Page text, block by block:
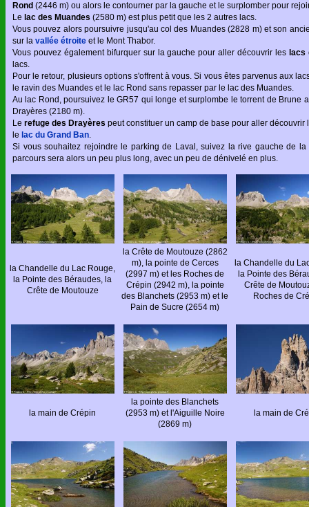
Rond (2446 m) ou alors le contourner par la gauche et le surplomber pour
Le lac des Muandes (2580 m) est plus petit que les 2 autres lacs.
Vous pouvez alors poursuivre jusqu'au col des Muandes (2828 m) et son
sur la vallée étroite et le Mont Thabor.
Vous pouvez également bifurquer sur la gauche pour aller découvrir les lacs
lacs.
Pour le retour, plusieurs options s'offrent à vous. Si vous êtes parvenus aux
le ravin des Muandes et le lac Rond sans repasser par le lac des Muandes.
Au lac Rond, poursuivez le GR57 qui longe et surplombe le torrent de Brune
Drayères (2180 m).
Lerefuge des Drayères peut constituer un camp de base pour aller
le lac du Grand Ban.
Si vous souhaitez rejoindre le parking de Laval, suivez la rive gauche de
parcours sera alors un peu plus long, avec un peu de dénivelé en plus.
la Chandelle du Lac Rouge,
la Pointe des Béraudes, la
Crête de Moutouze
la Crête de Moutouze (2862
m), la pointe de Cerces
(2997 m) et les Roches de
Crépin (2942 m), la pointe
des Blanchets (2953 m) et le
Pain de Sucre (2654 m)
la Chandelle du
la Pointe des
Crête de
Roches de
la main de Crépin
la pointe des Blanchets
(2953 m) et l'Aiguille Noire
(2869 m)
la main de